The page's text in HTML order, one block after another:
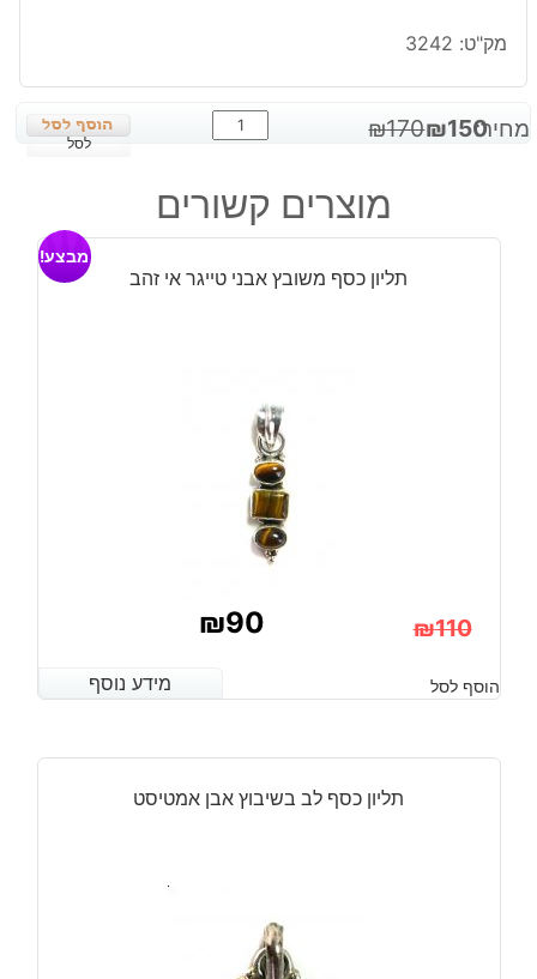
מק"ט: 3242
מחיר: ₪170המחיר
₪150
המחיר
הוא:
₪150.
כמות
של
כסף
משובצת
אבני
לסל
מוצרים קשורים
תליון כסף משובץ אבני טייגר אי זהב
מבצע!
₪110
המקורי
היה:
₪90
הנוכחי
הוא:
מידע נוסף הוסף לסל מידע נוסף
תליון כסף לב בשיבוץ אבן אמטיסט